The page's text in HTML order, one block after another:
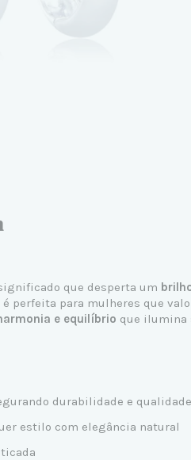
que desperta um
perfeita para mulheres que
e equilíbrio que ilumina
durabilidade e
estilo com elegância natural